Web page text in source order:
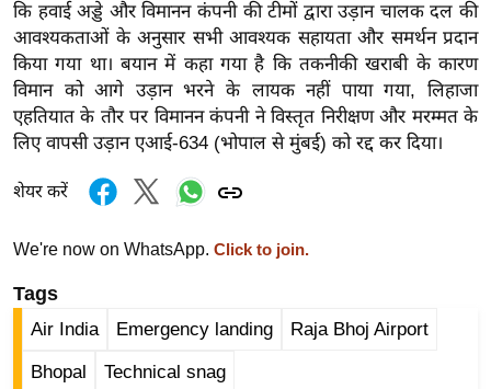
ऑ
टो
व
र्ल्ड
न्यू
ब्री
म
नो
ज
न
कि हवाई अड्डे और विमानन कंपनी की टीमों द्वारा उड़ान चालक दल की
आवश्यकताओं के अनुसार सभी आवश्यक सहायता और समर्थन प्रदान
किया गया था। बयान में कहा गया है कि तकनीकी खराबी के कारण
विमान को आगे उड़ान भरने के लायक नहीं पाया गया, लिहाजा
एहतियात के तौर पर विमानन कंपनी ने विस्तृत निरीक्षण और मरम्मत के
लिए वापसी उड़ान एआई-634 (भोपाल से मुंबई) को रद्द कर दिया।
शेयर करें
We're now on WhatsApp. Click to join.
Tags
Air India Emergency landing Raja Bhoj Airport
Bhopal Technical snag